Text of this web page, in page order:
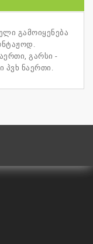
გამოიყენება
გარსი -
ნაერთი.